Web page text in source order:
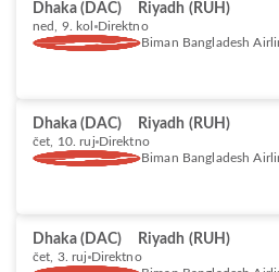
Dhaka (DAC) Riyadh (RUH)
ned, 9. kol Direktno
Biman Bangladesh
Dhaka (DAC) Riyadh (RUH)
čet, 10. ruj Direktno
Biman Bangladesh
Dhaka (DAC) Riyadh (RUH)
čet, 3. ruj Direktno